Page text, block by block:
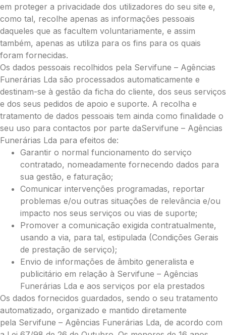
Pague já com PayPal
Envie Flores
Maria Emília Mendes
Neste Formulário, você paga de imediato
com Paypal
em proteger a privacidade dos utilizadores do seu site e,
como tal, recolhe apenas as informações pessoais
daqueles que as facultem voluntariamente, e assim
também, apenas as utiliza para os fins para os quais
foram fornecidas.
Os dados pessoais recolhidos pela Servifune – Agências
Funerárias Lda são processados automaticamente e
destinam-se à gestão da ficha do cliente, dos seus serviços
e dos seus pedidos de apoio e suporte. A recolha e
tratamento de dados pessoais tem ainda como finalidade o
seu uso para contactos por parte daServifune – Agências
Funerárias Lda para efeitos de:
Garantir o normal funcionamento do serviço
contratado, nomeadamente fornecendo dados para
sua gestão, e faturação;
Comunicar intervenções programadas, reportar
problemas e/ou outras situações de relevância e/ou
impacto nos seus serviços ou vias de suporte;
Promover a comunicação exigida contratualmente,
usando a via, para tal, estipulada (Condições Gerais
de prestação de serviço);
Envio de informações de âmbito generalista e
publicitário em relação à Servifune – Agências
Funerárias Lda e aos serviços por ela prestados
Os dados fornecidos guardados, sendo o seu tratamento
automatizado, organizado e mantido diretamente
pela Servifune – Agências Funerárias Lda, de acordo com